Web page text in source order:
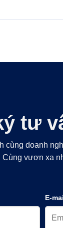
tư
cùng doanh
vươn xa
E-